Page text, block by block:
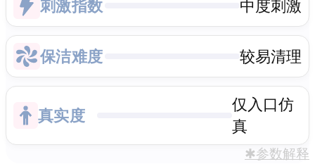
刺激指数 中度刺激
保洁难度 较易清理
真实度
仅入口仿
真
✱参数解释